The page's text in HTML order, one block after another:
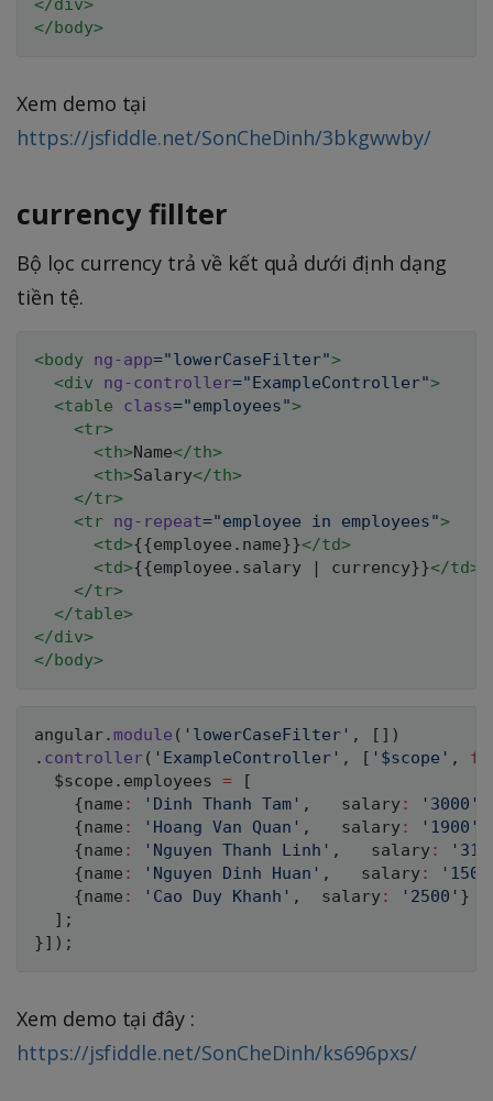
</div>
</body>
Xem demo tại
https://jsfiddle.net/SonCheDinh/3bkgwwby/
currency fillter
Bộ lọc currency trả về kết quả dưới định dạng
tiền tệ.
<body ng-app="lowerCaseFilter">
<div ng-controller="ExampleController">
<table class="employees">
<tr>
<th>Name</th>
<th>Salary</th>
</tr>
<tr ng-repeat="employee in employees">
<td>{{employee.name}}</td>
<td>{{employee.salary | currency}}</td>
</tr>
</table>
</div>
</body>
angular. module ( 'lowerCaseFilter' , [ ] )
. controller( 'ExampleController' , [ '$scope' ,
  $scope
. employees =
[
{name : 'Dinh Thanh Tam' ,
   salary
: '3000'
{name : 'Hoang Van Quan' ,
   salary
: '1900'
{name : 'Nguyen Thanh Linh' ,
   salary
:
{name : 'Nguyen Dinh Huan' ,
   salary
:
{name : 'Cao Duy Khanh' ,
  salary
: '2500' }
] ;
}] ) ;
Xem demo tại đây :
https://jsfiddle.net/SonCheDinh/ks696pxs/